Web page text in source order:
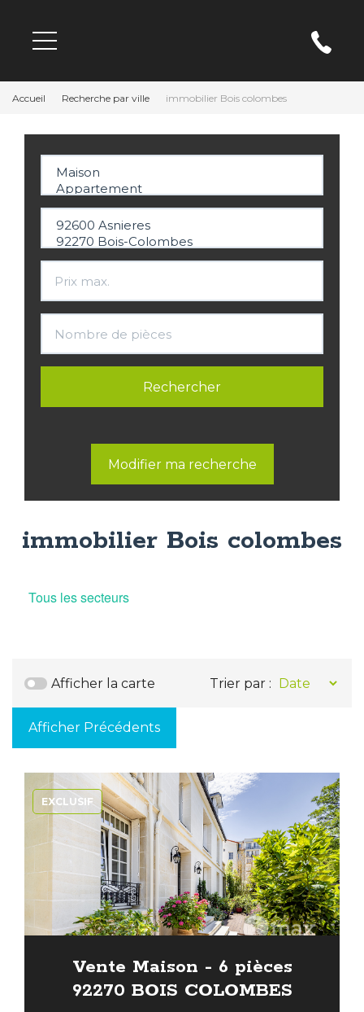
Accueil Recherche par ville immobilier Bois colombes
Modifier ma recherche
immobilier Bois colombes
Tous les secteurs
Afficher la carte Trier par :
Afficher Précédents
EXCLUSIF
Vente Maison - 6 pièces
92270 BOIS COLOMBES